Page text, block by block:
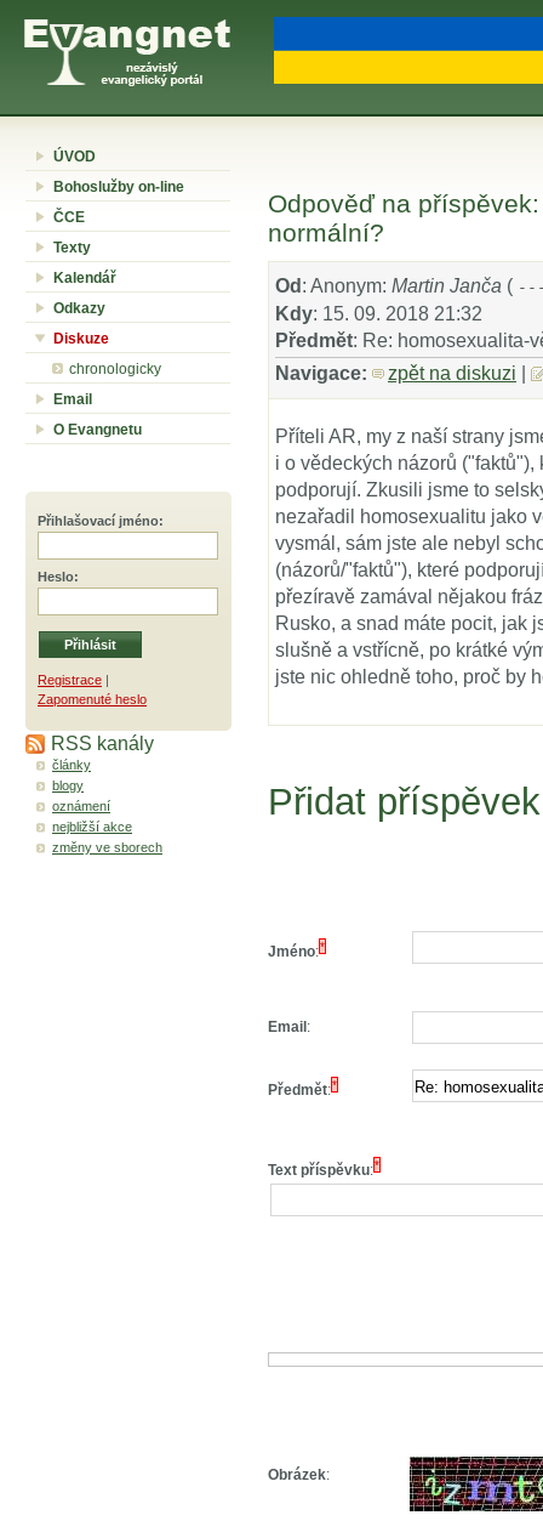
ÚVOD
Bohoslužby on-line
ČCE
Texty
Kalendář
Odkazy
Diskuze
chronologicky
Email
O Evangnetu
Přihlašovací jméno:
Heslo:
Registrace |
Zapomenuté heslo
RSS kanály
články
blogy
oznámení
nejbližší akce
změny ve sborech
Odpověď na
normální?
Od : Anonym: Martin Janča (
Kdy: 15. 09. 2018 21:32
Předmět: Re: homosexualita-
Navigace:
zpět na diskuzi
Příteli AR, my z naší strany
i o vědeckých názorů
podporují. Zkusili jsme to
nezařadil homosexualitu jako
vysmál, sám jste ale nebyl
(názorů/"faktů"), které
přezíravě zamával nějakou
Rusko, a snad máte pocit, jak
slušně a vstřícně, po krátké
jste nic ohledně toho, proč by
Přidat
Jméno:*
Email :
Předmět:*
Text příspěvku:*
Obrázek: